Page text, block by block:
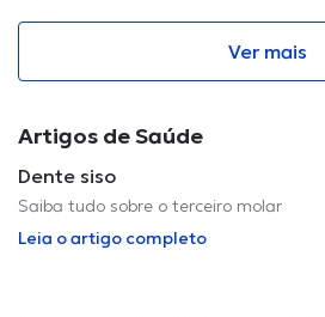
Ver mais
Artigos de Saúde
Dente siso
Saiba tudo sobre o terceiro molar
Leia o artigo completo